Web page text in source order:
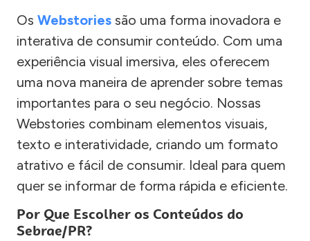
Os Webstories são uma forma inovadora e
interativa de consumir conteúdo. Com uma
experiência visual imersiva, eles oferecem
uma nova maneira de aprender sobre temas
importantes para o seu negócio. Nossas
Webstories combinam elementos visuais,
texto e interatividade, criando um formato
atrativo e fácil de consumir. Ideal para quem
quer se informar de forma rápida e eficiente.
Por Que Escolher os Conteúdos do
Sebrae/PR?